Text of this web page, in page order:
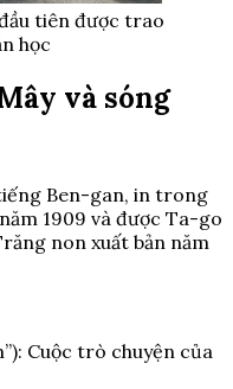
tiên được trao
học
và sóng
Ben-gan, in trong
1909 và được Ta-go
non xuất bản năm
Cuộc trò chuyện của